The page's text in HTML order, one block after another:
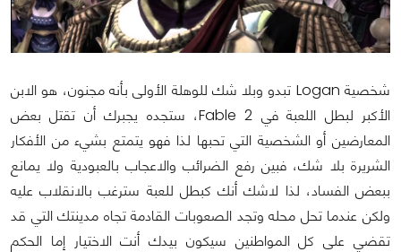
شخصية Logan تبدو وبلا شك للوهلة الأولى بأنه مجنون، هو الابن
الأكبر لبطل اللعبة في Fable 2، ستجده يجبرك أن تقتل بعض
المعارضين أو الشخصية التي تحبها لذا فهو يتمتع بشيء من الأفكار
الشريرة بلا شك، فبين رفع الضرائب والاعجاب بالعبودية ولا يمانع
ببعض الفساد، لذا لاشك أنك كبطل للعبة سترغب بالانقلاب عليه
ولكن عندما تحل محله وتجد الصعوبات القادمة تجاه مدينتك التي قد
تقضي على كل المواطنين سيكون بيدك أنت الاختيار إما الحكم